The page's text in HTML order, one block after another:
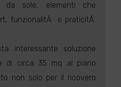
da sole, elementi che
funzionalitÃ e praticitÃ
interessante soluzione
di circa 35 mq al piano
non solo per il ricovero